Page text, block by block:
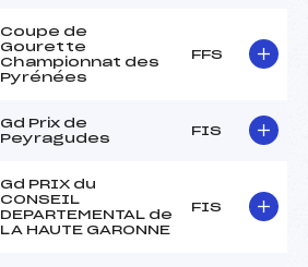
Coupe de
Gourette
Championnat des
Pyrénées
FFS
Gd Prix de
Peyragudes
FIS
Gd PRIX du
CONSEIL
DEPARTEMENTAL de
LA HAUTE GARONNE
FIS